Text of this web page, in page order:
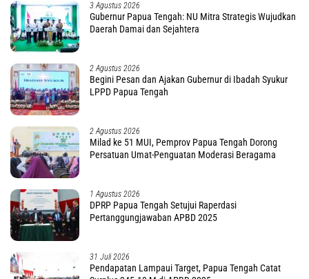
3 Agustus 2026
Gubernur Papua Tengah: NU Mitra Strategis Wujudkan
Daerah Damai dan Sejahtera
2 Agustus 2026
Begini Pesan dan Ajakan Gubernur di Ibadah Syukur
LPPD Papua Tengah
2 Agustus 2026
Milad ke 51 MUI, Pemprov Papua Tengah Dorong
Persatuan Umat-Penguatan Moderasi Beragama
1 Agustus 2026
DPRP Papua Tengah Setujui Raperdasi
Pertanggungjawaban APBD 2025
31 Juli 2026
Pendapatan Lampaui Target, Papua Tengah Catat